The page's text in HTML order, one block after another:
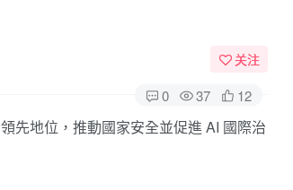
关注
0 37 12
先地位，推動國家安全並促進 AI 國際治